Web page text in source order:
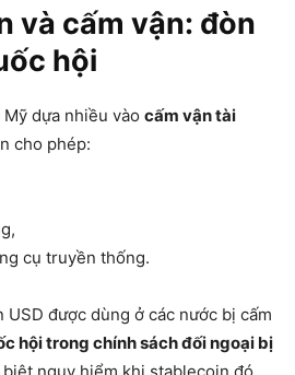
và cấm vận: đòn
hội
dựa nhiều vào cấm vận tài
cho phép:
cụ truyền thống.
được dùng ở các nước bị cấm
hội trong chính sách đối ngoại bị